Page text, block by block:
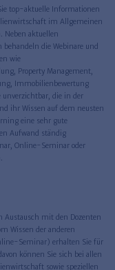
top-aktuelle Informationen
im Allgemeinen
Neben aktuellen
die Webinare und
wie
Property Management,
Immobilienbewertung
die in der
ihr Wissen auf dem neusten
eine sehr gute
Aufwand ständig
Online-Seminar oder
Austausch mit den Dozenten
Wissen der anderen
Seminar) erhalten Sie für
können Sie sich bei allen
sowie speziellen